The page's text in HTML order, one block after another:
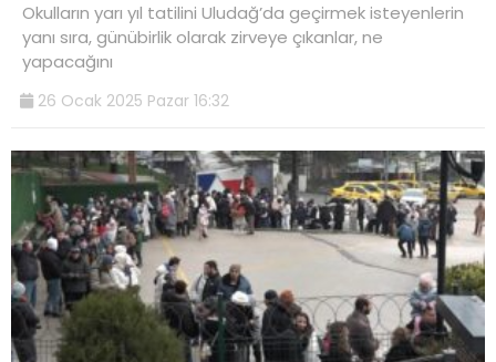
Okulların yarı yıl tatilini Uludağ’da geçirmek isteyenlerin
yanı sıra, günübirlik olarak zirveye çıkanlar, ne
yapacağını
26 Ocak 2025 Pazar 16:32